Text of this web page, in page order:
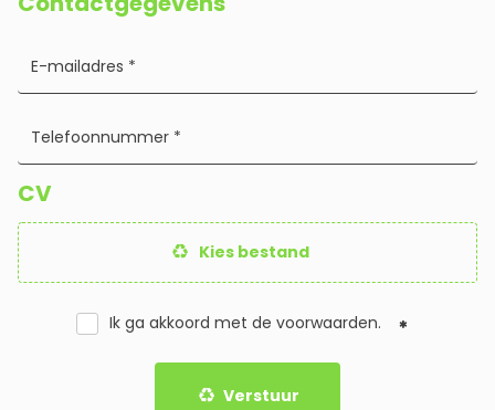
CV
Kies bestand
Ik ga akkoord met de voorwaarden.
Verstuur